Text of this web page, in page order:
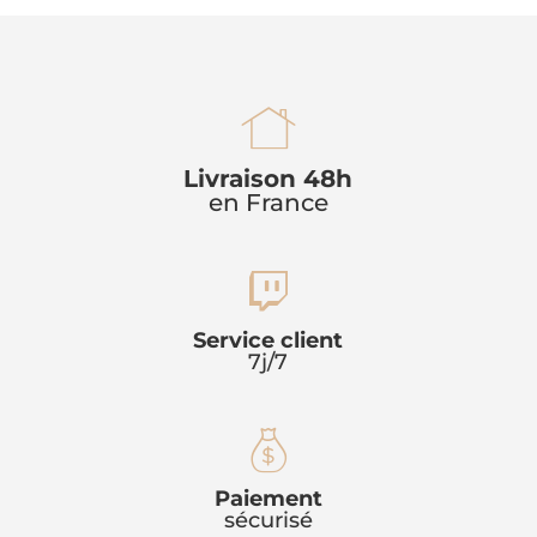
h
u
s
e
ic
Livraison 48h
en France
t
it
c
Service client
7j/7
m
Paiement
sécurisé